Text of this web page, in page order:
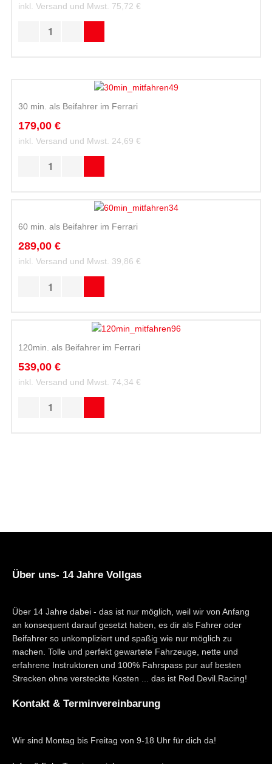
inkl. Versand und Mwst. 75,72 €
30 min. als Beifahrer im Ferrari
179,00 €
inkl. Versand und Mwst. 24,69 €
60 min. als Beifahrer im Ferrari
289,00 €
inkl. Versand und Mwst. 39,86 €
120min. als Beifahrer im Ferrari
539,00 €
inkl. Versand und Mwst. 74,34 €
Über uns- 14 Jahre Vollgas
Über 14 Jahre dabei - das ist nur möglich, weil wir von Anfang
an konsequent darauf gesetzt haben, es dir als Fahrer oder
Beifahrer so unkompliziert und spaßig wie nur möglich zu
machen. Tolle und perfekt gewartete Fahrzeuge, nette und
erfahrene Instruktoren und 100% Fahrspass pur auf besten
Strecken ohne versteckte Kosten ... das ist Red.Devil.Racing!
Kontakt & Terminvereinbarung
Wir sind Montag bis Freitag von 9-18 Uhr für dich da!